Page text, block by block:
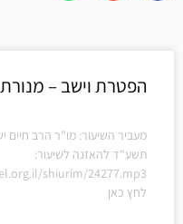
הפטרת וישב –
מעביר השיעור: מו"ר הרב חיים
תשע"ד להאזנה לשיעור:
לחץ כאן